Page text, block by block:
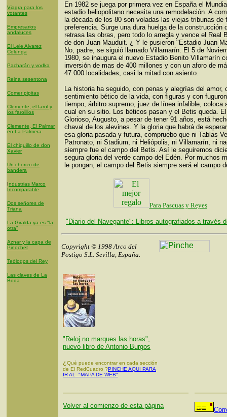
Viagra para los
votantes
Empresarios
andaluces
El Lele Alvarez
Colunga
Pacharán y vodka
Reina sesentona
Comer pipitas
Clemente, el farol y
los farolillos
Clemente, El Palmar
en La Palmera
El chiquillo de don
Xavier
Un chorizo de
bandera
Industrias Marco
Incomparable
Dos señores de
Triana
La Giralda ya es "la
otra"
Aznar y la capa de
Pinochet
Teólogos del Rey
Las claves de La
Boda
En 1982 se juega por primera vez en España el
estadio heliopolitano necesita una remodelación. A
la década de los 80 son voladas las viejas tribunas de
preferencia. Surge una dura huelga de la construcción
retrasa las obras, pero todo lo arregla y vence el Real
de don Juan Mauduit. ¿ Y le pusieron "Estadio Juan
No, padre, se siguió llamado Villamarín. El 5 de
1980, se inaugura el nuevo Estadio Benito Villamarín
inversión de mas de 400 millones y con un aforo de
47.000 localidades, casi la mitad con asiento.
La historia ha seguido, con penas y alegrías del amor,
sentimiento bético de la vida, con figuras y con
tiempo, árbitro supremo, juez de línea infalible, coloca
cual en su sitio. Los béticos pasan y el Betis queda.
Glorioso, Augusto, a pesar de tener 91 años, está
chaval de los alevines. Y la gloria que habrá de
esa gloria pasada y futura, compruebo que ni Tablas
Patronato, ni Stadium, ni Heliópolis, ni Villamarín, ni
siempre fue el campo del Betis. Así le seguiremos
segura gloria del verde campo del Edén. Por muchos
le pongan, el campo del Betis siempre será el campo
Para Pascuas y Reyes
"Diario del Navegante": Libros autografiados a través
Copyright © 1998 Arco del
Postigo S.L. Sevilla, España.
"Reloj no marques las horas",
nuevo libro de Antonio Burgos
¿ Qué puede encontrar en cada sección
de El RedCuadro ?PINCHE AQUI PARA
IR AL "MAPA DE WEB"
Volver al comienzo de esta página